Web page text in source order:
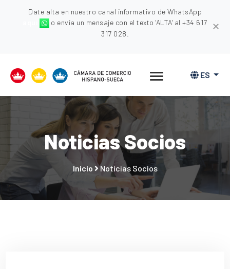
Date alta en nuestro canal informativo de WhatsApp
o envia un mensaje con el texto 'ALTA' al +34 617
317 028.
✕
ES
Noticias Socios
Inicio Noticias Socios